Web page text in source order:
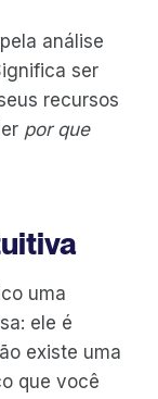
análise
ser
recursos
por que
uma
ele é
existe uma
que você